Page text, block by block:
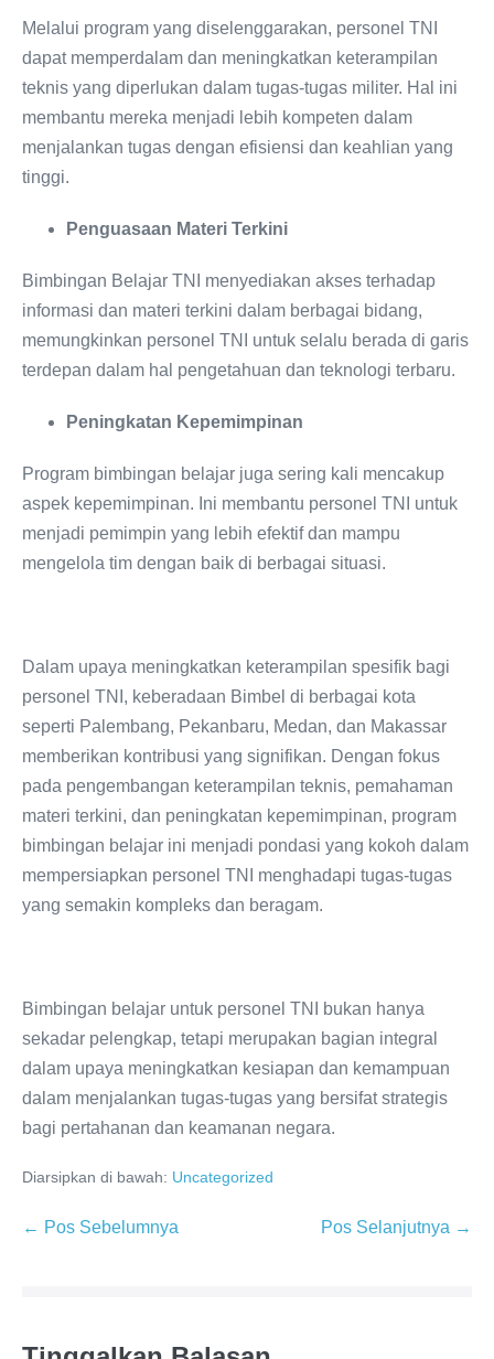
Melalui program yang diselenggarakan, personel TNI
dapat memperdalam dan meningkatkan keterampilan
teknis yang diperlukan dalam tugas-tugas militer. Hal ini
membantu mereka menjadi lebih kompeten dalam
menjalankan tugas dengan efisiensi dan keahlian yang
tinggi.
Penguasaan Materi Terkini
Bimbingan Belajar TNI menyediakan akses terhadap
informasi dan materi terkini dalam berbagai bidang,
memungkinkan personel TNI untuk selalu berada di garis
terdepan dalam hal pengetahuan dan teknologi terbaru.
Peningkatan Kepemimpinan
Program bimbingan belajar juga sering kali mencakup
aspek kepemimpinan. Ini membantu personel TNI untuk
menjadi pemimpin yang lebih efektif dan mampu
mengelola tim dengan baik di berbagai situasi.
Dalam upaya meningkatkan keterampilan spesifik bagi
personel TNI, keberadaan Bimbel di berbagai kota
seperti Palembang, Pekanbaru, Medan, dan Makassar
memberikan kontribusi yang signifikan. Dengan fokus
pada pengembangan keterampilan teknis, pemahaman
materi terkini, dan peningkatan kepemimpinan, program
bimbingan belajar ini menjadi pondasi yang kokoh dalam
mempersiapkan personel TNI menghadapi tugas-tugas
yang semakin kompleks dan beragam.
Bimbingan belajar untuk personel TNI bukan hanya
sekadar pelengkap, tetapi merupakan bagian integral
dalam upaya meningkatkan kesiapan dan kemampuan
dalam menjalankan tugas-tugas yang bersifat strategis
bagi pertahanan dan keamanan negara.
Diarsipkan di bawah: Uncategorized
Navigasi
← Pos Sebelumnya Pos Selanjutnya →